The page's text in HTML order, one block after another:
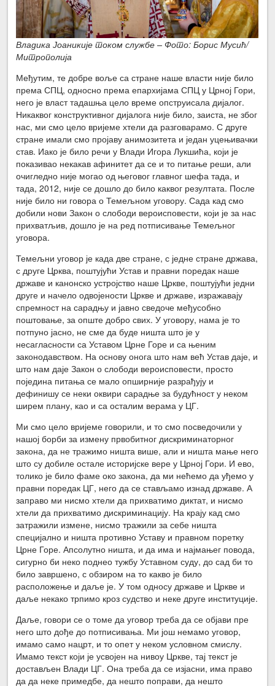
Владика Јоаникије током службе – Фото: Борис Мусић/
Митрополија
Међутим, те добре воље са стране наше власти није било
према СПЦ, односно према епархијама СПЦ у Црној Гори,
него је власт тадашња цело време опструисала дијалог.
Никаквог конструктивног дијалога није било, заиста, не због
нас, ми смо цело вријеме хтели да разговарамо. С друге
стране имали смо пројаву анимозитета и један уцењивачки
став. Иако је било речи у Влади Игора Лукшића, који је
показивао некакав афинитет да се и то питање реши, али
очигледно није могао од његовог главног шефа тада, и
тада, 2012, није се дошло до било каквог резултата. После
није било ни говора о Темељном уговору. Сада кад смо
добили нови Закон о слободи вероисповести, који је за нас
прихватљив, дошло је на ред потписивање Темељног
уговора.
Темељни уговор је када две стране, с једне стране држава,
с друге Црква, поштујући Устав и правни поредак наше
државе и канонско устројство наше Цркве, поштујући једни
друге и начело одвојености Цркве и државе, изражавају
спремност на сарадњу и јавно сведоче међусобно
поштовање, за опште добро свих. У уговору, нама је то
потпуно јасно, не сме да буде ништа што је у
несагласности са Уставом Црне Горе и са њеним
законодавством. На основу онога што нам већ Устав даје, и
што нам даје Закон о слободи вероисповести, просто
поједина питања се мало опширније разрађују и
дефинишу се неки оквири сарадње за будућност у неком
ширем плану, као и са осталим верама у ЦГ.
Ми смо цело вријеме говорили, и то смо посведочили у
нашој борби за измену првобитног дискриминаторног
закона, да не тражимо ништа више, али и ништа мање него
што су добиле остале историјске вере у Црној Гори. И ево,
толико је било фаме око закона, да ми нећемо да уђемо у
правни поредак ЦГ, него да се стављамо изнад државе. А
заправо ми нисмо хтели да прихватимо диктат, и нисмо
хтели да прихватимо дискриминацију. На крају кад смо
затражили измене, нисмо тражили за себе ништа
специјално и ништа противно Уставу и правном поретку
Црне Горе. Апсолутно ништа, и да има и најмањег повода,
сигурно би неко поднео тужбу Уставном суду, до сад би то
било завршено, с обзиром на то какво је било
расположење и даље је. У том односу државе и Цркве и
даље некако трпимо кроз судство и неке друге институције.
Даље, говори се о томе да уговор треба да се објави пре
него што дође до потписивања. Ми још немамо уговор,
имамо само нацрт, и то опет у неком условном смислу.
Имамо текст који је усвојен на нивоу Цркве, тај текст је
достављен Влади ЦГ. Она треба да се изјасни, има право
да да неке примедбе, да нешто поправи, да нешто